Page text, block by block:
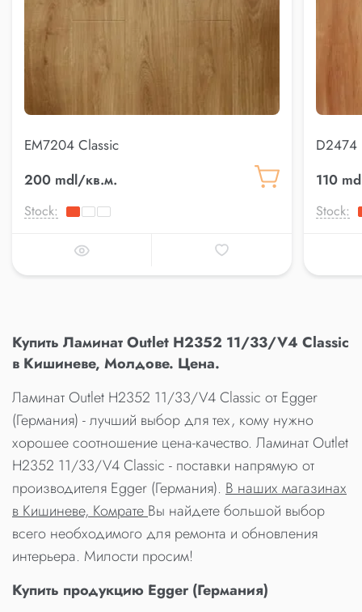
EM7204 Classic
200 mdl/кв.м.
Stock:
D2474
110
Stock:
Купить Ламинат Outlet H2352 11/33/V4 Classic
в Кишиневе, Молдове. Цена.
Ламинат Outlet H2352 11/33/V4 Classic от Egger
(Германия) - лучший выбор для тех, кому нужно
хорошее соотношение цена-качество. Ламинат Outlet
H2352 11/33/V4 Classic - поставки напрямую от
производителя Egger (Германия). В наших магазинах
в Кишиневе, КомратеВы найдете большой выбор
всего необходимого для ремонта и обновления
интерьера. Милости просим!
Купить продукцию Egger (Германия)